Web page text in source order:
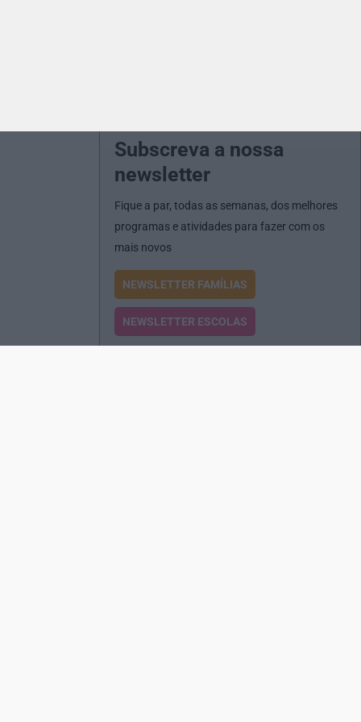
Subscreva a nossa
newsletter
Fique a par, todas as semanas, dos melhores
programas e atividades para fazer com os
mais novos
NEWSLETTER FAMÍLIAS
NEWSLETTER ESCOLAS